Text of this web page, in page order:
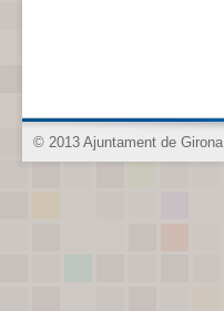
© 2013 Ajuntament de Girona